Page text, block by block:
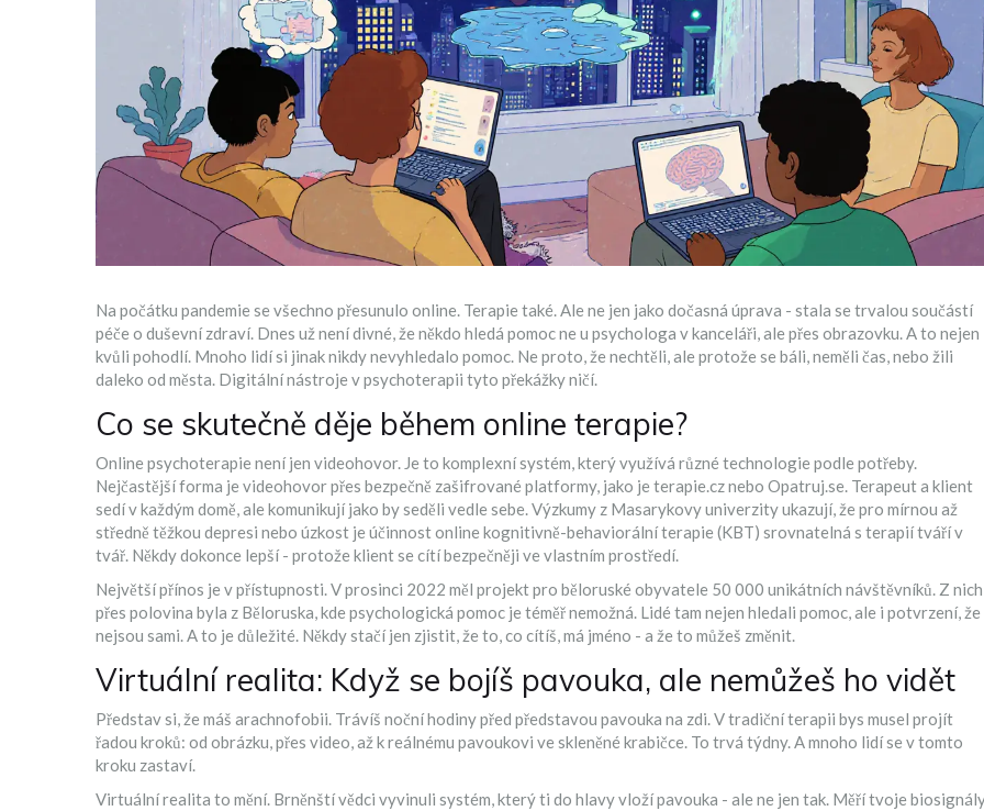
Na počátku pandemie se všechno přesunulo online. Terapie také. Ale ne jen jako dočasná úprava - stala se trvalou součástí
péče o duševní zdraví. Dnes už není divné, že někdo hledá pomoc ne u psychologa v kanceláři, ale přes obrazovku. A to nejen
kvůli pohodlí. Mnoho lidí si jinak nikdy nevyhledalo pomoc. Ne proto, že nechtěli, ale protože se báli, neměli čas, nebo žili
daleko od města. Digitální nástroje v psychoterapii tyto překážky ničí.
Co se skutečně děje během online terapie?
Online psychoterapie není jen videohovor. Je to komplexní systém, který využívá různé technologie podle potřeby.
Nejčastější forma je videohovor přes bezpečně zašifrované platformy, jako je terapie.cz nebo Opatruj.se. Terapeut a klient
sedí v každým domě, ale komunikují jako by seděli vedle sebe. Výzkumy z Masarykovy univerzity ukazují, že pro mírnou až
středně těžkou depresi nebo úzkost je účinnost online kognitivně-behaviorální terapie (KBT) srovnatelná s terapií tváří v
tvář. Někdy dokonce lepší - protože klient se cítí bezpečněji ve vlastním prostředí.
Největší přínos je v přístupnosti. V prosinci 2022 měl projekt pro běloruské obyvatele 50 000 unikátních návštěvníků. Z nich
přes polovina byla z Běloruska, kde psychologická pomoc je téměř nemožná. Lidé tam nejen hledali pomoc, ale i potvrzení, že
nejsou sami. A to je důležité. Někdy stačí jen zjistit, že to, co cítíš, má jméno - a že to můžeš změnit.
Virtuální realita: Když se bojíš pavouka, ale nemůžeš ho vidět
Představ si, že máš arachnofobii. Trávíš noční hodiny před představou pavouka na zdi. V tradiční terapii bys musel projít
řadou kroků: od obrázku, přes video, až k reálnému pavoukovi ve skleněné krabičce. To trvá týdny. A mnoho lidí se v tomto
kroku zastaví.
Virtuální realita to mění. Brněnští vědci vyvinuli systém, který ti do hlavy vloží pavouka - ale ne jen tak. Měří tvoje